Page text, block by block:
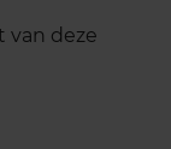
van deze